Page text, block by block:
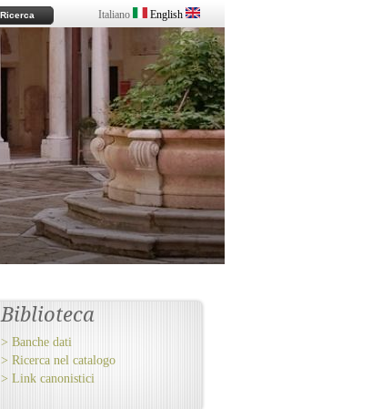
Italiano English
Biblioteca
> Banche dati
> Ricerca nel catalogo
> Link canonistici